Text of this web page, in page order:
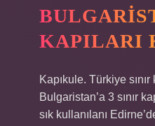
KAPILARI
Kapıkule. Türkiye sınır
Bulgaristan’a 3 sınır
sık kullanılanı